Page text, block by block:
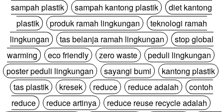
sampah plastik
sampah kantong plastik
diet kantong
plastik
produk ramah lingkungan
teknologi ramah
lingkungan
tas belanja ramah lingkungan
stop global
warming
eco friendly zero waste
peduli lingkungan
poster peduli lingkungan
sayangi bumi
kantong plastik
tas plastik
kresek reduce reduce adalah
contoh
reduce
reduce artinya
reduce reuse recycle adalah